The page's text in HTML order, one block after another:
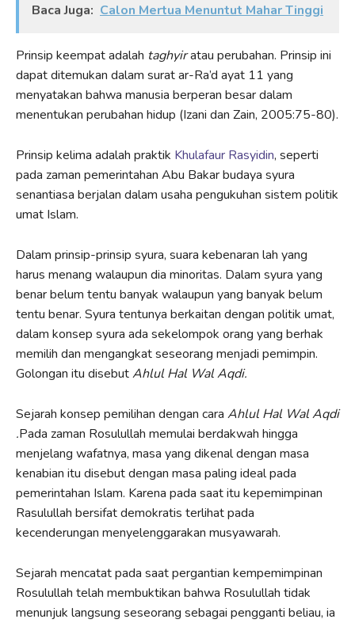
Baca Juga: Calon Mertua Menuntut Mahar Tinggi
Prinsip keempat adalah taghyiratau perubahan. Prinsip ini
dapat ditemukan dalam surat ar-Ra’d ayat 11 yang
menyatakan bahwa manusia berperan besar dalam
menentukan perubahan hidup (Izani dan Zain, 2005:75-80).
Prinsip kelima adalah praktik Khulafaur Rasyidin, seperti
pada zaman pemerintahan Abu Bakar budaya syura
senantiasa berjalan dalam usaha pengukuhan sistem politik
umat Islam.
Dalam prinsip-prinsip syura, suara kebenaran lah yang
harus menang walaupun dia minoritas. Dalam syura yang
benar belum tentu banyak walaupun yang banyak belum
tentu benar. Syura tentunya berkaitan dengan politik umat,
dalam konsep syura ada sekelompok orang yang berhak
memilih dan mengangkat seseorang menjadi pemimpin.
Golongan itu disebutAhlul Hal Wal Aqdi.
Sejarah konsep pemilihan dengan cara Ahlul Hal Wal Aqdi
.Pada zaman Rosulullah memulai berdakwah hingga
menjelang wafatnya, masa yang dikenal dengan masa
kenabian itu disebut dengan masa paling ideal pada
pemerintahan Islam. Karena pada saat itu kepemimpinan
Rasulullah bersifat demokratis terlihat pada
kecenderungan menyelenggarakan musyawarah.
Sejarah mencatat pada saat pergantian kempemimpinan
Rosulullah telah membuktikan bahwa Rosulullah tidak
menunjuk langsung seseorang sebagai pengganti beliau, ia